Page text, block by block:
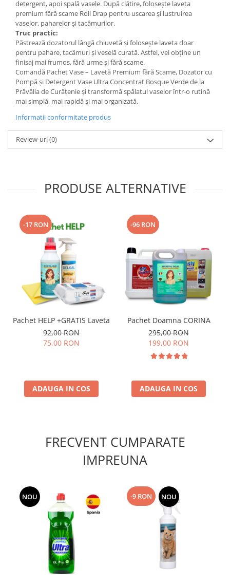
detergent, apoi spală vasele. După clătire, folosește laveta
premium fără scame Roll Drap pentru uscarea și lustruirea
vaselor, paharelor și tacâmurilor.
Truc practic:
Păstrează dozatorul lângă chiuvetă și folosește laveta doar
pentru pahare, tacâmuri și veselă curată. Astfel, vei obține un
finisaj mai frumos, fără urme și fără scame.
Comandă Pachet Vase – Lavetă Premium fără Scame, Dozator cu
Pompă și Detergent Vase Ultra Concentrat Bosque Verde de la
Prăvălia de Curățenie și transformă spălatul vaselor într-o rutină
mai simplă, mai rapidă și mai organizată.
Informatii conformitate produs
Review-uri(0)
PRODUSE ALTERNATIVE
-17 RON
Pachet HELP +GRATIS Laveta
92,00 RON
75,00 RON
ADAUGA IN COS
-96 RON
Pachet Doamna CORINA
295,00 RON
199,00 RON
ADAUGA IN COS
FRECVENT CUMPARATE
IMPREUNA
NOU -9 RON NOU